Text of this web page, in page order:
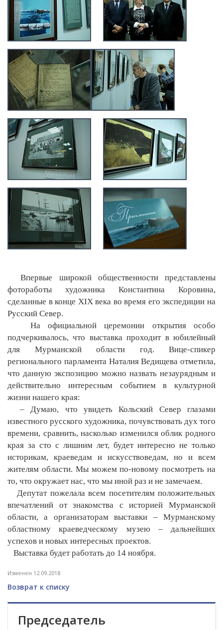
Впервые широкой общественности представлены
фотоработы художника Константина Коровина,
сделанные в конце XIX века во время его экспедиции на
Русский Север.
На официальной церемонии открытия особо
подчеркивалось, что выставка проходит в юбилейный
для Мурманской области год. Вице-спикер
регионального парламента Наталия Ведищева отметила,
что данную экспозицию можно назвать незаурядным и
действительно интересным событием в культурной
жизни нашего края:
– Думаю, что увидеть Кольский Север глазами
известного русского художника, почувствовать дух того
времени, сравнить, насколько изменился облик родного
края за сто с лишним лет, будет интересно не только
историкам, краеведам и искусствоведам, но и всем
жителям области. Мы можем по-новому посмотреть на
то, что окружает нас, что мы иной раз и не замечаем.
Депутат пожелала всем посетителям положительных
впечатлений от знакомства с историей Мурманской
области, а организаторам выставки – Мурманскому
областному краеведческому музею – дальнейших
успехов и новых интересных проектов.
Выставка будет работать до 14 ноября.
Изменен 12.09.2018
Возврат к списку
Председатель